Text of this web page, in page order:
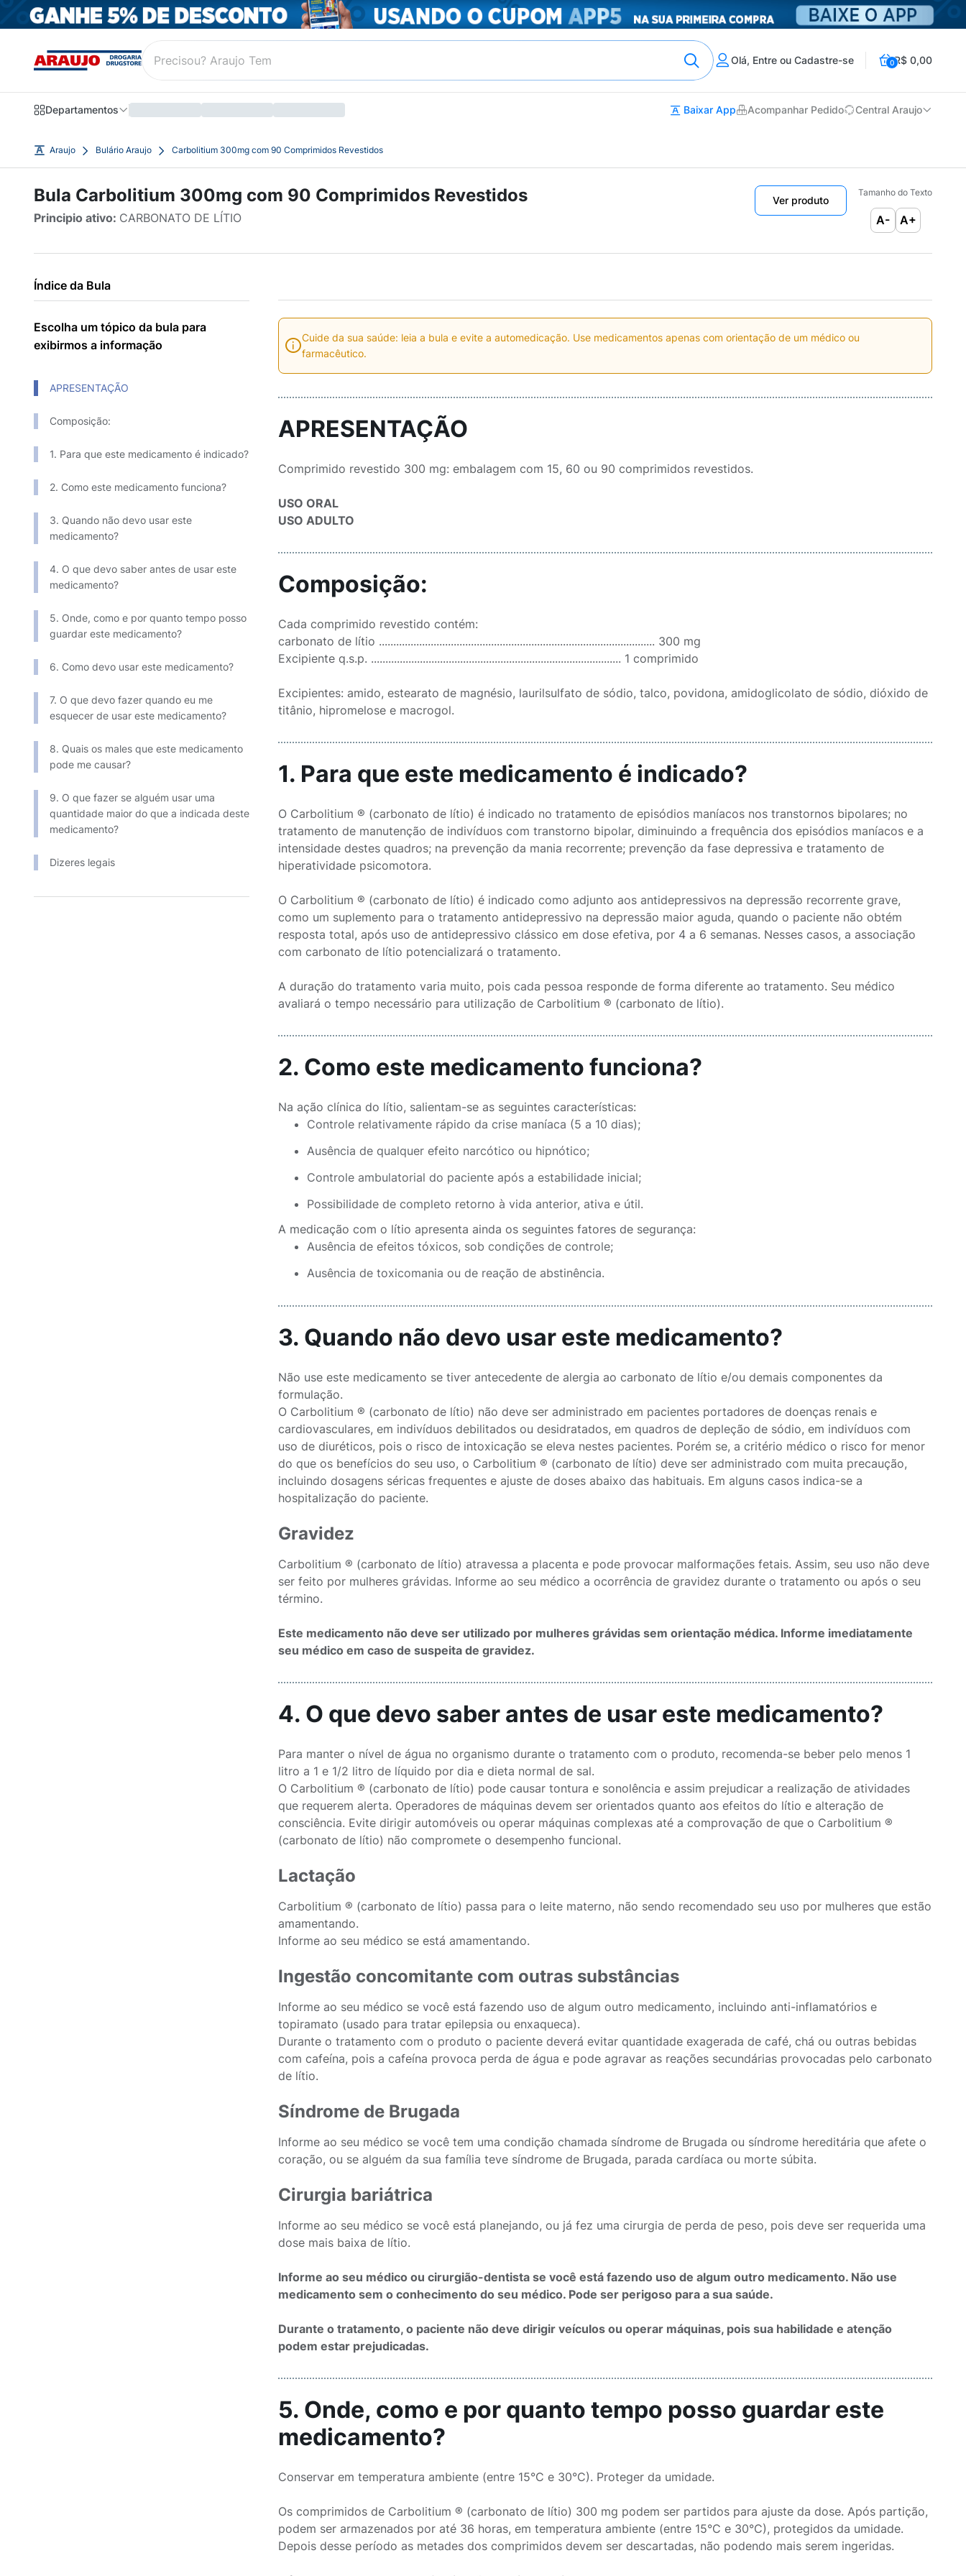
Olá, Entre ou Cadastre-se 0R$ 0,00
Departamentos Baixar App Acompanhar Pedido Central Araujo
Araujo Bulário Araujo Carbolitium 300mg com 90 Comprimidos Revestidos
Bula Carbolitium 300mg com 90 Comprimidos Revestidos
Principio ativo: CARBONATO DE LÍTIO
Ver produto
Tamanho do Texto
A- A+
Índice da Bula
Escolha um tópico da bula para
exibirmos a informação
APRESENTAÇÃO
Composição:
1. Para que este medicamento é indicado?
2. Como este medicamento funciona?
3. Quando não devo usar este
medicamento?
4. O que devo saber antes de usar este
medicamento?
5. Onde, como e por quanto tempo posso
guardar este medicamento?
6. Como devo usar este medicamento?
7. O que devo fazer quando eu me
esquecer de usar este medicamento?
8. Quais os males que este medicamento
pode me causar?
9. O que fazer se alguém usar uma
quantidade maior do que a indicada deste
medicamento?
Dizeres legais
Cuide da sua saúde: leia a bula e evite a automedicação. Use medicamentos apenas com orientação de um médico ou
farmacêutico.
APRESENTAÇÃO
Comprimido revestido 300 mg: embalagem com 15, 60 ou 90 comprimidos revestidos.
USO ORAL
USO ADULTO
Composição:
Cada comprimido revestido contém:
carbonato de lítio ................................................................................................ 300 mg
Excipiente q.s.p. ....................................................................................... 1 comprimido
Excipientes: amido, estearato de magnésio, laurilsulfato de sódio, talco, povidona, amidoglicolato de sódio, dióxido de
titânio, hipromelose e macrogol.
1. Para que este medicamento é indicado?
O Carbolitium ® (carbonato de lítio) é indicado no tratamento de episódios maníacos nos transtornos bipolares; no
tratamento de manutenção de indivíduos com transtorno bipolar, diminuindo a frequência dos episódios maníacos e a
intensidade destes quadros; na prevenção da mania recorrente; prevenção da fase depressiva e tratamento de
hiperatividade psicomotora.
O Carbolitium ® (carbonato de lítio) é indicado como adjunto aos antidepressivos na depressão recorrente grave,
como um suplemento para o tratamento antidepressivo na depressão maior aguda, quando o paciente não obtém
resposta total, após uso de antidepressivo clássico em dose efetiva, por 4 a 6 semanas. Nesses casos, a associação
com carbonato de lítio potencializará o tratamento.
A duração do tratamento varia muito, pois cada pessoa responde de forma diferente ao tratamento. Seu médico
avaliará o tempo necessário para utilização de Carbolitium ® (carbonato de lítio).
2. Como este medicamento funciona?
Na ação clínica do lítio, salientam-se as seguintes características:
Controle relativamente rápido da crise maníaca (5 a 10 dias);
Ausência de qualquer efeito narcótico ou hipnótico;
Controle ambulatorial do paciente após a estabilidade inicial;
Possibilidade de completo retorno à vida anterior, ativa e útil.
A medicação com o lítio apresenta ainda os seguintes fatores de segurança:
Ausência de efeitos tóxicos, sob condições de controle;
Ausência de toxicomania ou de reação de abstinência.
3. Quando não devo usar este medicamento?
Não use este medicamento se tiver antecedente de alergia ao carbonato de lítio e/ou demais componentes da
formulação.
O Carbolitium ® (carbonato de lítio) não deve ser administrado em pacientes portadores de doenças renais e
cardiovasculares, em indivíduos debilitados ou desidratados, em quadros de depleção de sódio, em indivíduos com
uso de diuréticos, pois o risco de intoxicação se eleva nestes pacientes. Porém se, a critério médico o risco for menor
do que os benefícios do seu uso, o Carbolitium ® (carbonato de lítio) deve ser administrado com muita precaução,
incluindo dosagens séricas frequentes e ajuste de doses abaixo das habituais. Em alguns casos indica-se a
hospitalização do paciente.
Gravidez
Carbolitium ® (carbonato de lítio) atravessa a placenta e pode provocar malformações fetais. Assim, seu uso não deve
ser feito por mulheres grávidas. Informe ao seu médico a ocorrência de gravidez durante o tratamento ou após o seu
término.
Este medicamento não deve ser utilizado por mulheres grávidas sem orientação médica. Informe imediatamente
seu médico em caso de suspeita de gravidez.
4. O que devo saber antes de usar este medicamento?
Para manter o nível de água no organismo durante o tratamento com o produto, recomenda-se beber pelo menos 1
litro a 1 e 1/2 litro de líquido por dia e dieta normal de sal.
O Carbolitium ® (carbonato de lítio) pode causar tontura e sonolência e assim prejudicar a realização de atividades
que requerem alerta. Operadores de máquinas devem ser orientados quanto aos efeitos do lítio e alteração de
consciência. Evite dirigir automóveis ou operar máquinas complexas até a comprovação de que o Carbolitium ®
(carbonato de lítio) não compromete o desempenho funcional.
Lactação
Carbolitium ® (carbonato de lítio) passa para o leite materno, não sendo recomendado seu uso por mulheres que estão
amamentando.
Informe ao seu médico se está amamentando.
Ingestão concomitante com outras substâncias
Informe ao seu médico se você está fazendo uso de algum outro medicamento, incluindo anti-inflamatórios e
topiramato (usado para tratar epilepsia ou enxaqueca).
Durante o tratamento com o produto o paciente deverá evitar quantidade exagerada de café, chá ou outras bebidas
com cafeína, pois a cafeína provoca perda de água e pode agravar as reações secundárias provocadas pelo carbonato
de lítio.
Síndrome de Brugada
Informe ao seu médico se você tem uma condição chamada síndrome de Brugada ou síndrome hereditária que afete o
coração, ou se alguém da sua família teve síndrome de Brugada, parada cardíaca ou morte súbita.
Cirurgia bariátrica
Informe ao seu médico se você está planejando, ou já fez uma cirurgia de perda de peso, pois deve ser requerida uma
dose mais baixa de lítio.
Informe ao seu médico ou cirurgião-dentista se você está fazendo uso de algum outro medicamento. Não use
medicamento sem o conhecimento do seu médico. Pode ser perigoso para a sua saúde.
Durante o tratamento, o paciente não deve dirigir veículos ou operar máquinas, pois sua habilidade e atenção
podem estar prejudicadas.
5. Onde, como e por quanto tempo posso guardar este
medicamento?
Conservar em temperatura ambiente (entre 15°C e 30°C). Proteger da umidade.
Os comprimidos de Carbolitium ® (carbonato de lítio) 300 mg podem ser partidos para ajuste da dose. Após partição,
podem ser armazenados por até 36 horas, em temperatura ambiente (entre 15°C e 30°C), protegidos da umidade.
Depois desse período as metades dos comprimidos devem ser descartadas, não podendo mais serem ingeridas.